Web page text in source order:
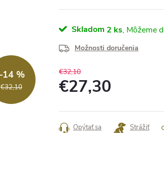
€32,10
%
Skladom 2 ks
Možnosti doručenia
€32,10
€27,30
cena:
Opýtať sa Strážiť